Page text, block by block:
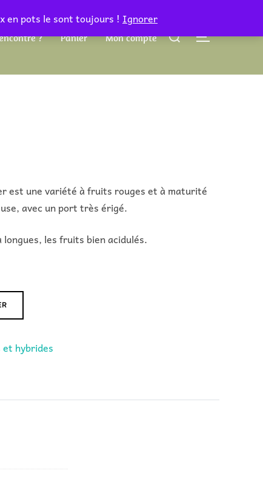
en pots le sont toujours ! Ignorer
? Panier Mon compte
est une variété à fruits rouges et à maturité
avec un port très érigé.
longues, les fruits bien acidulés.
hybrides